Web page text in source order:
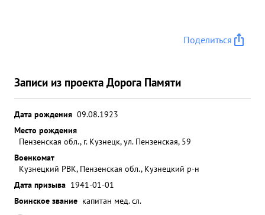
Поделиться
Записи из проекта Дорога Памяти
Дата рождения 09.08.1923
Место рождения
Пензенская обл., г. Кузнецк, ул. Пензенская, 59
Военкомат
Кузнецкий РВК, Пензенская обл., Кузнецкий р-н
Дата призыва 1941-01-01
Воинское звание капитан мед. сл.